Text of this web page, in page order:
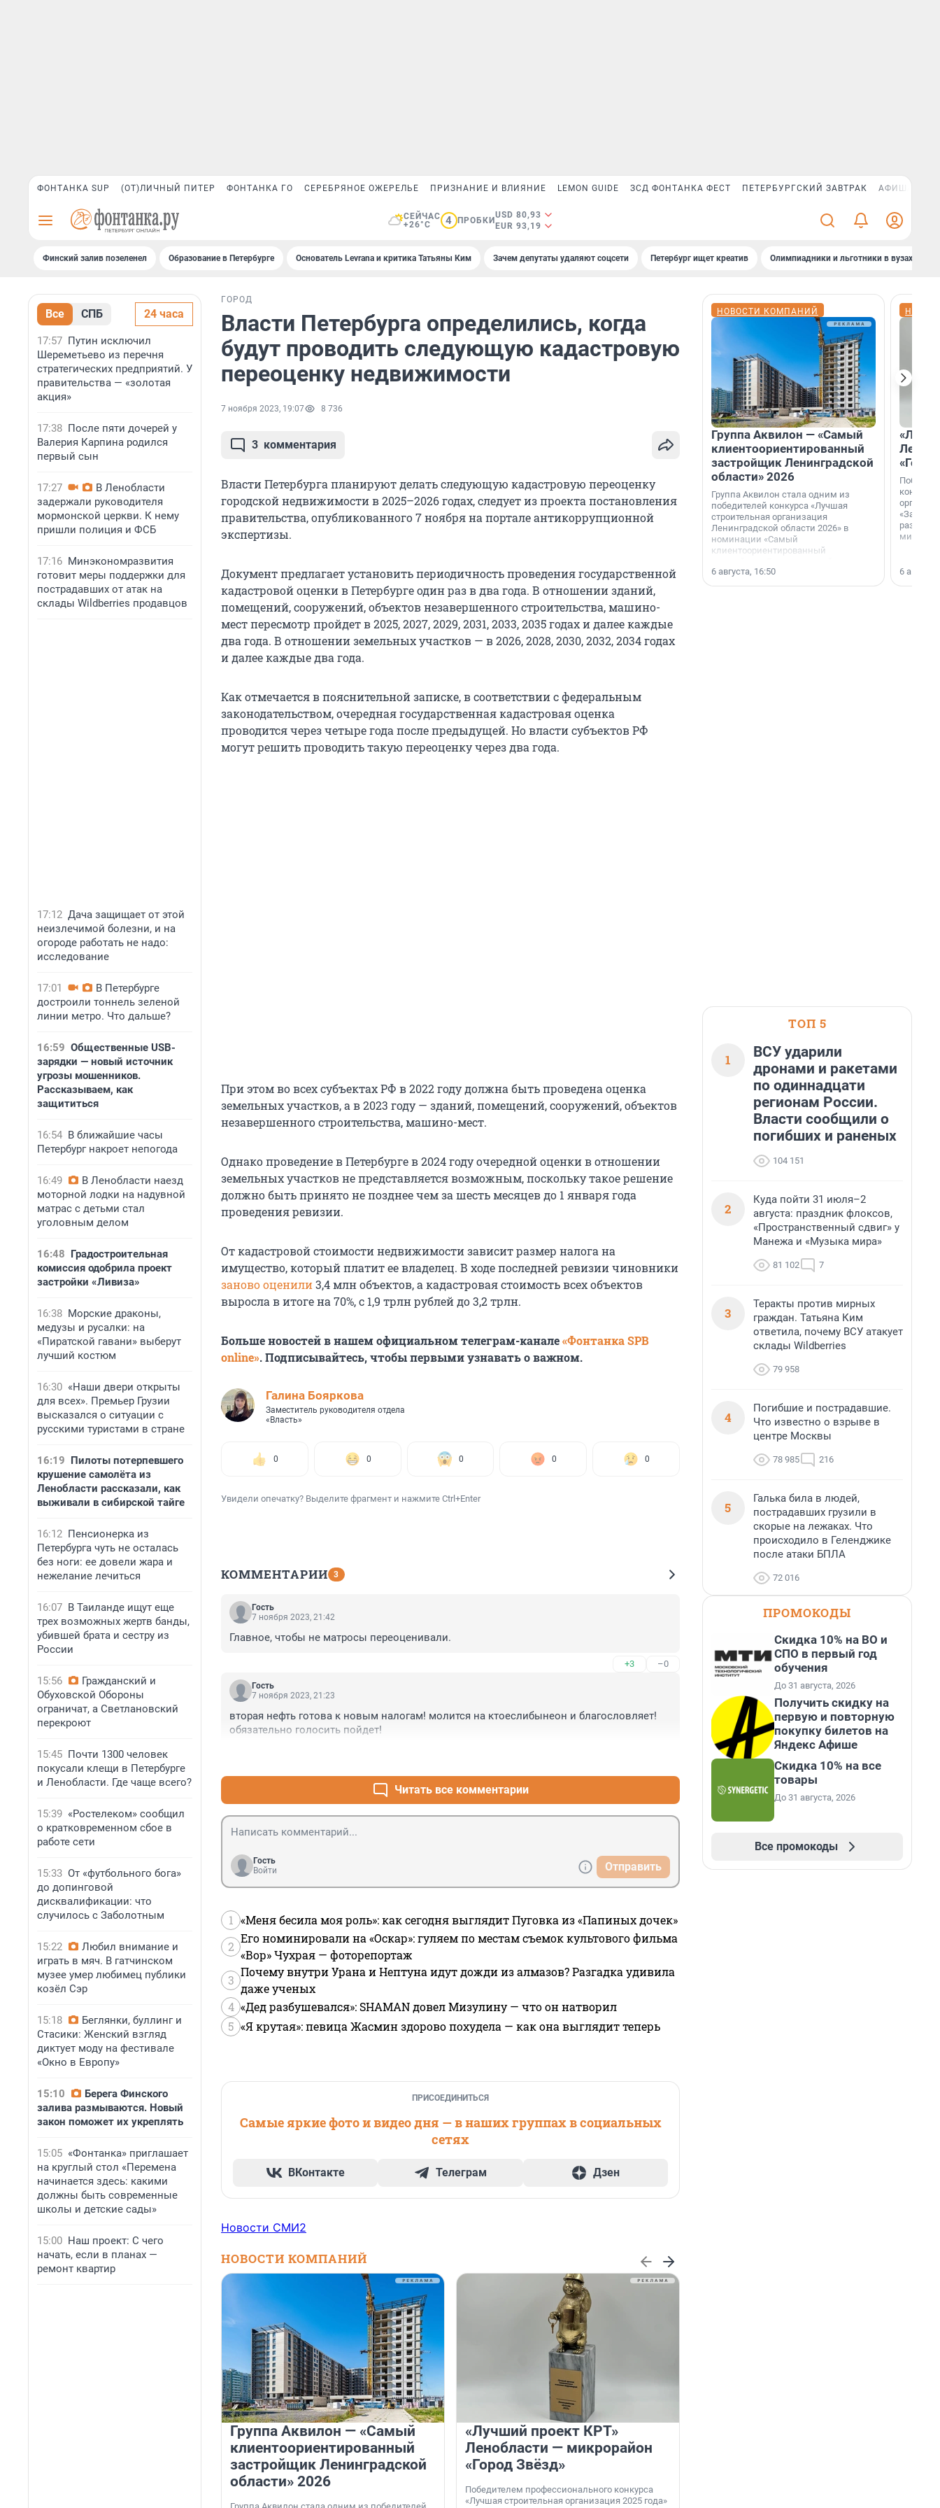
ФОНТАНКА SUP (ОТ)ЛИЧНЫЙ ПИТЕР ФОНТАНКА ГО СЕРЕБРЯНОЕ ОЖЕРЕЛЬЕ ПРИЗНАНИЕ И ВЛИЯНИЕ LEMON GUIDE ЗСД ФОНТАНКА ФЕСТ ПЕТЕРБУРГСКИЙ ЗАВТРАК АФИША PLUS
СЕЙЧАС
+26°C
4 ПРОБКИ
USD 80,93
EUR 93,19
Финский залив позеленел Образование в Петербурге Основатель Levrana и критика Татьяны Ким Зачем депутаты удаляют соцсети Петербург ищет креатив Олимпиадники и льготники в вузах СПб
Все СПБ 24 часа
17:57 Путин исключил
Шереметьево из перечня
стратегических предприятий. У
правительства — «золотая
акция»
17:38 После пяти дочерей у
Валерия Карпина родился
первый сын
17:27
В Ленобласти
задержали руководителя
мормонской церкви. К нему
пришли полиция и ФСБ
17:16 Минэкономразвития
готовит меры поддержки для
пострадавших от атак на
склады Wildberries продавцов
17:12 Дача защищает от этой
неизлечимой болезни, и на
огороде работать не надо:
исследование
17:01
В Петербурге
достроили тоннель зеленой
линии метро. Что дальше?
16:59 Общественные USB-
зарядки — новый источник
угрозы мошенников.
Рассказываем, как
защититься
16:54 В ближайшие часы
Петербург накроет непогода
16:49
В Ленобласти наезд
моторной лодки на надувной
матрас с детьми стал
уголовным делом
16:48 Градостроительная
комиссия одобрила проект
застройки «Ливиза»
16:38 Морские драконы,
медузы и русалки: на
«Пиратской гавани» выберут
лучший костюм
16:30 «Наши двери открыты
для всех». Премьер Грузии
высказался о ситуации с
русскими туристами в стране
16:19 Пилоты потерпевшего
крушение самолёта из
Ленобласти рассказали, как
выживали в сибирской тайге
16:12 Пенсионерка из
Петербурга чуть не осталась
без ноги: ее довели жара и
нежелание лечиться
16:07 В Таиланде ищут еще
трех возможных жертв банды,
убившей брата и сестру из
России
15:56
Гражданский и
Обуховской Обороны
ограничат, а Светлановский
перекроют
15:45 Почти 1300 человек
покусали клещи в Петербурге
и Ленобласти. Где чаще всего?
15:39 «Ростелеком» сообщил
о кратковременном сбое в
работе сети
15:33 От «футбольного бога»
до допинговой
дисквалификации: что
случилось с Заболотным
15:22
Любил внимание и
играть в мяч. В гатчинском
музее умер любимец публики
козёл Сэр
15:18
Беглянки, буллинг и
Стасики: Женский взгляд
диктует моду на фестивале
«Окно в Европу»
15:10
Берега Финского
залива размываются. Новый
закон поможет их укреплять
15:05 «Фонтанка» приглашает
на круглый стол «Перемена
начинается здесь: какими
должны быть современные
школы и детские сады»
15:00 Наш проект: С чего
начать, если в планах —
ремонт квартир
ГОРОД
Власти Петербурга определились, когда
будут проводить следующую кадастровую
переоценку недвижимости
7 ноября 2023, 19:07 8 736
3 комментария
Власти Петербурга планируют делать следующую кадастровую переоценку
городской недвижимости в 2025–2026 годах, следует из проекта постановления
правительства, опубликованного 7 ноября на портале антикоррупционной
экспертизы.
Документ предлагает установить периодичность проведения государственной
кадастровой оценки в Петербурге один раз в два года. В отношении зданий,
помещений, сооружений, объектов незавершенного строительства, машино-
мест пересмотр пройдет в 2025, 2027, 2029, 2031, 2033, 2035 годах и далее каждые
два года. В отношении земельных участков — в 2026, 2028, 2030, 2032, 2034 годах
и далее каждые два года.
Как отмечается в пояснительной записке, в соответствии с федеральным
законодательством, очередная государственная кадастровая оценка
проводится через четыре года после предыдущей. Но власти субъектов РФ
могут решить проводить такую переоценку через два года.
При этом во всех субъектах РФ в 2022 году должна быть проведена оценка
земельных участков, а в 2023 году — зданий, помещений, сооружений, объектов
незавершенного строительства, машино-мест.
Однако проведение в Петербурге в 2024 году очередной оценки в отношении
земельных участков не представляется возможным, поскольку такое решение
должно быть принято не позднее чем за шесть месяцев до 1 января года
проведения ревизии.
От кадастровой стоимости недвижимости зависит размер налога на
имущество, который платит ее владелец. В ходе последней ревизии чиновники
заново оценили3,4 млн объектов, а кадастровая стоимость всех объектов
выросла в итоге на 70%, с 1,9 трлн рублей до 3,2 трлн.
Больше новостей в нашем официальном телеграм-канале«Фонтанка SPB
online». Подписывайтесь, чтобы первыми узнавать о важном.
Галина Бояркова
Заместитель руководителя отдела
«Власть»
0 0 0 0 0
Увидели опечатку? Выделите фрагмент и нажмите Ctrl+Enter
КОММЕНТАРИИ 3
Гость
7 ноября 2023, 21:42
Главное, чтобы не матросы переоценивали.
+3 –0
Гость
7 ноября 2023, 21:23
вторая нефть готова к новым налогам! молится на ктоеслибынеон и благословляет!
обязательно голосить пойдет!
Читать все комментарии
Гость
Войти
Отправить
1 «Меня бесила моя роль»: как сегодня выглядит Пуговка из «Папиных дочек»
2
Его номинировали на «Оскар»: гуляем по местам съемок культового фильма
«Вор» Чухрая — фоторепортаж
3
Почему внутри Урана и Нептуна идут дожди из алмазов? Разгадка удивила
даже ученых
4 «Дед разбушевался»: SHAMAN довел Мизулину — что он натворил
5 «Я крутая»: певица Жасмин здорово похудела — как она выглядит теперь
ПРИСОЕДИНИТЬСЯ
Самые яркие фото и видео дня — в наших группах в социальных
сетях
ВКонтакте Телеграм Дзен
Новости СМИ2
НОВОСТИ КОМПАНИЙ
Группа Аквилон — «Самый
клиентоориентированный
застройщик Ленинградской
области» 2026
«Лучший проект КРТ»
Ленобласти — микрорайон
«Город Звёзд»
Победителем профессионального конкурса
«Лучшая строительная организация 2025 года»
НОВОСТИ КОМПАНИЙ
Группа Аквилон — «Самый
клиентоориентированный
застройщик Ленинградской
области» 2026
Группа Аквилон стала одним из
победителей конкурса «Лучшая
строительная организация
Ленинградской области 2026» в
номинации «Самый
клиентоориентированный
области».
6 августа, 16:50
«За
6
ТОП 5
1
ВСУ ударили
дронами и ракетами
по одиннадцати
регионам России.
Власти сообщили о
погибших и раненых
104 151
2
Куда пойти 31 июля–2
августа: праздник флоксов,
«Пространственный сдвиг» у
Манежа и «Музыка мира»
81 102 7
3
Теракты против мирных
граждан. Татьяна Ким
ответила, почему ВСУ атакует
склады Wildberries
79 958
4
Погибшие и пострадавшие.
Что известно о взрыве в
центре Москвы
78 985 216
5
Галька била в людей,
пострадавших грузили в
скорые на лежаках. Что
происходило в Геленджике
после атаки БПЛА
72 016
ПРОМОКОДЫ
Скидка 10% на ВО и
СПО в первый год
обучения
До 31 августа, 2026
Получить скидку на
первую и повторную
покупку билетов на
Яндекс Афише
Скидка 10% на все
товары
До 31 августа, 2026
Все промокоды